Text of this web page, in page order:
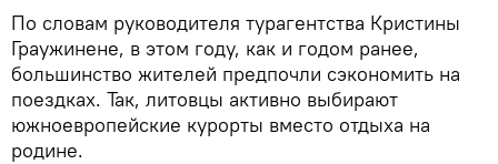
По словам руководителя турагентства Кристины
Граужинене, в этом году, как и годом ранее,
большинство жителей предпочли сэкономить на
поездках. Так, литовцы активно выбирают
южноевропейские курорты вместо отдыха на
родине.